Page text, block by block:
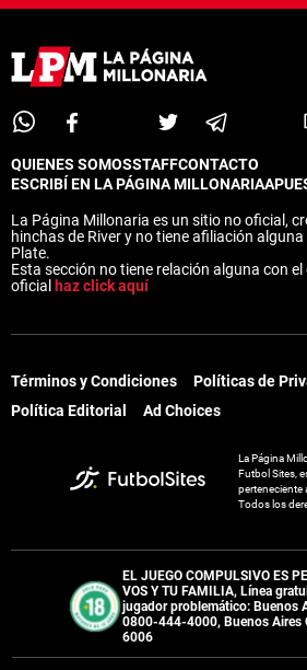
QUIENES SOMOSSTAFFCONTACTO
ESCRIBÍ EN LA PÁGINA MILLONARIA
La Página Millonaria es un sitio no oficial,
hinchas de River y no tiene afiliación
Plate.
Esta sección no tiene relación alguna con
oficial haz click aquí
Términos y Condiciones
Políticas de
Política Editorial
Ad Choices
La Página
Futbol Sites,
perteneciente
Todos los
EL JUEGO COMPULSIVO ES
VOS Y TU FAMILIA, Línea
jugador problemático: Buenos
0800-444-4000, Buenos Aires
6006